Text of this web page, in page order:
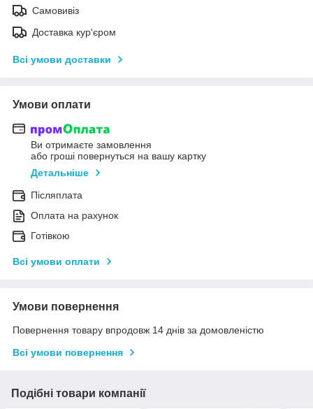
Самовивіз
Доставка кур'єром
Всі умови доставки
Умови оплати
Ви отримаєте замовлення
або гроші повернуться на вашу картку
Детальніше
Післяплата
Оплата на рахунок
Готівкою
Всі умови оплати
Умови повернення
Повернення товару впродовж 14 днів за домовленістю
Всі умови повернення
Подібні товари компанії